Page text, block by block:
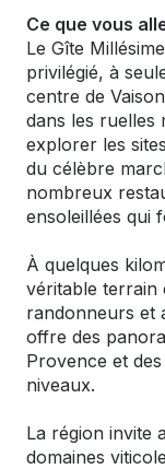
Ce que vous
Le Gîte
privilégié, à
centre de
dans les ruelles
explorer les
du célèbre
nombreux
ensoleillées qui
À quelques
véritable terrain
randonneurs et
offre des
Provence et
niveaux.
La région invite
domaines